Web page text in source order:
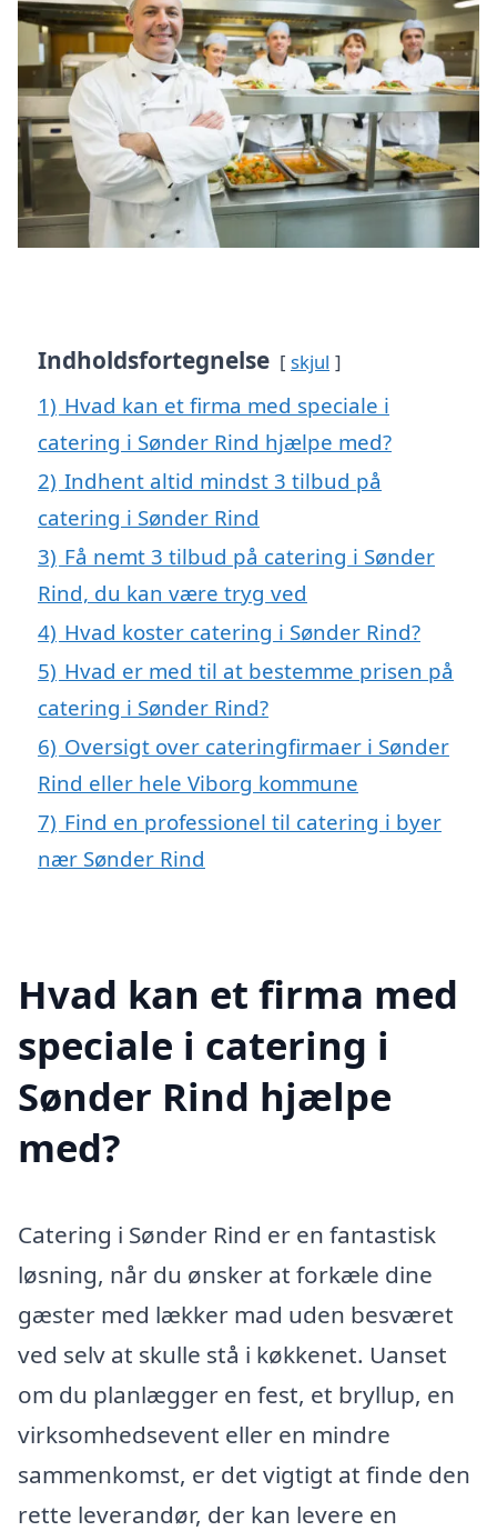
Indholdsfortegnelse skjul
1) Hvad kan et firma med speciale i
catering i Sønder Rind hjælpe med?
2) Indhent altid mindst 3 tilbud på
catering i Sønder Rind
3) Få nemt 3 tilbud på catering i Sønder
Rind, du kan være tryg ved
4) Hvad koster catering i Sønder Rind?
5) Hvad er med til at bestemme prisen på
catering i Sønder Rind?
6) Oversigt over cateringfirmaer i Sønder
Rind eller hele Viborg kommune
7) Find en professionel til catering i byer
nær Sønder Rind
Hvad kan et firma med
speciale i catering i
Sønder Rind hjælpe
med?
Catering i Sønder Rind er en fantastisk
løsning, når du ønsker at forkæle dine
gæster med lækker mad uden besværet
ved selv at skulle stå i køkkenet. Uanset
om du planlægger en fest, et bryllup, en
virksomhedsevent eller en mindre
sammenkomst, er det vigtigt at finde den
rette leverandør, der kan levere en